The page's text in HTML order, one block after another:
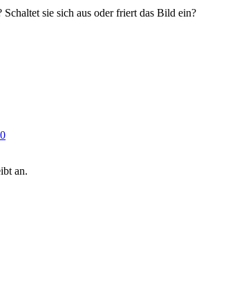
Schaltet sie sich aus oder friert das Bild ein?
an.